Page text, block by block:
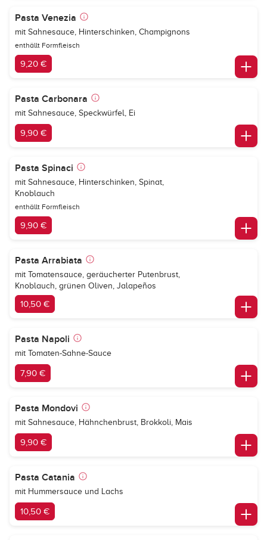
Pasta Venezia
mit Sahnesauce, Hinterschinken, Champignons
enthällt Formfleisch
9,20 €
Pasta Carbonara
mit Sahnesauce, Speckwürfel, Ei
9,90 €
Pasta Spinaci
mit Sahnesauce, Hinterschinken, Spinat,
Knoblauch
enthällt Formfleisch
9,90 €
Pasta Arrabiata
mit Tomatensauce, geräucherter Putenbrust,
Knoblauch, grünen Oliven, Jalapeños
10,50 €
Pasta Napoli
mit Tomaten-Sahne-Sauce
7,90 €
Pasta Mondovi
mit Sahnesauce, Hähnchenbrust, Brokkoli, Mais
9,90 €
Pasta Catania
mit Hummersauce und Lachs
10,50 €